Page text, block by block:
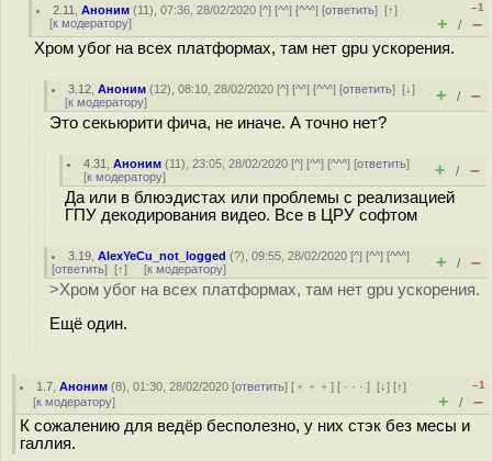
2.11 ,Аноним (11), 07:36, 28/02/2020 [^] [^^] [^^^] [ответить][↑]
[к модератору]
–1
+ / –
Хром убог на всех платформах, там нет gpu ускорения.
3.12 ,Аноним (12), 08:10, 28/02/2020 [^] [^^] [^^^] [ответить][↓]
[к модератору] + / –
Это секьюрити фича, не иначе. А точно нет?
4.31 ,Аноним (11), 23:05, 28/02/2020 [^] [^^] [^^^] [ответить]
[к модератору] + / –
Да или в блюэдистах или проблемы с реализацией
ГПУ декодирования видео. Все в ЦРУ софтом
3.19 ,AlexYeCu_not_logged (?), 09:55, 28/02/2020 [^] [^^] [^^^]
[ответить] [↑] [к модератору] + / –
>Хром убог на всех платформах, там нет gpu ускорения.
Ещё один.
1.7 ,Аноним (8), 01:30, 28/02/2020 [ответить] [ ﹢﹢﹢] [ · · ·][↓] [↑]
[к модератору]
–1
+ / –
К сожалению для ведёр бесполезно, у них стэк без месы и
галлия.